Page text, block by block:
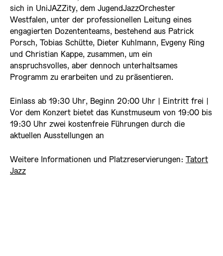
sich in UniJAZZity, dem JugendJazzOrchester
Westfalen, unter der professionellen Leitung eines
engagierten Dozententeams, bestehend aus Patrick
Porsch, Tobias Schütte, Dieter Kuhlmann, Evgeny Ring
und Christian Kappe, zusammen, um ein
anspruchsvolles, aber dennoch unterhaltsames
Programm zu erarbeiten und zu präsentieren.
Einlass ab 19:30 Uhr, Beginn 20:00 Uhr | Eintritt frei |
Vor dem Konzert bietet das Kunstmuseum von 19:00 bis
19:30 Uhr zwei kostenfreie Führungen durch die
aktuellen Ausstellungen an
Weitere Informationen und Platzreservierungen:
Tatort
Jazz